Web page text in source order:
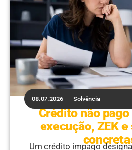
08.07.2026 Solvência
Crédito não
execução, ZEK
Um crédito impago